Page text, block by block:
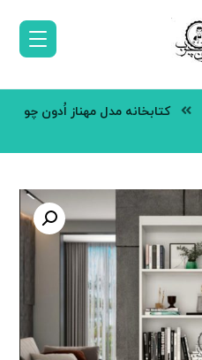
کتابخانه مدل مهناز اُدون چو